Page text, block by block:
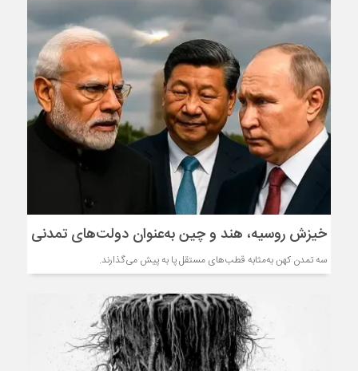
خیزش روسیه، هند و چین به‌عنوان دولت‌های تمدنی
سه تمدن کهن به‌مثابه قطب‌های مستقل پا به پیش می‌گذارند.